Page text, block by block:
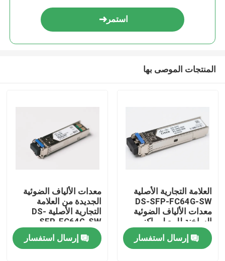
مسكن
منتجات
استمر
المنتجات الموصى بها
العلامة التجارية الأصلية
DS-SFP-FC64G-SW
معدات الألياف الضوئية
الساخنة للبيع لمراكز
البيانات الذكية
إرسال استفسار
معدات الألياف الضوئية
الجديدة من العلامة
التجارية الأصلية DS-
SFP-FC64G-SW
إرسال استفسار